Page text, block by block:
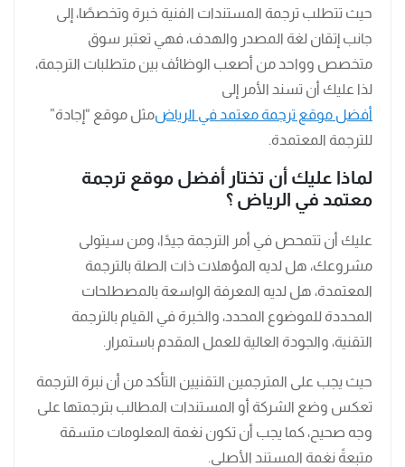
حيث تتطلب ترجمة المستندات الفنية خبرة وتخصصًا، إلى
جانب إتقان لغة المصدر والهدف، فهي تعتبر سوق
متخصص وواحد من أصعب الوظائف بين متطلبات الترجمة،
لذا عليك أن تسند الأمر إلى
أفضل موقع ترجمة معتمد في الرياضمثل موقع “إجادة”
للترجمة المعتمدة.
لماذا عليك أن تختار أفضل موقع ترجمة
معتمد في الرياض ؟
عليك أن تتمحص في أمر الترجمة جيدًا، ومن سيتولى
مشروعك، هل لديه المؤهلات ذات الصلة بالترجمة
المعتمدة، هل لديه المعرفة الواسعة بالمصطلحات
المحددة للموضوع المحدد، والخبرة في القيام بالترجمة
التقنية، والجودة العالية للعمل المقدم باستمرار.
حيث يجب على المترجمين التقنيين التأكد من أن نبرة الترجمة
تعكس وضع الشركة أو المستندات المطالب بترجمتها على
وجه صحيح، كما يجب أن تكون نغمة المعلومات متسقة
متبعةً نغمة المستند الأصلي.